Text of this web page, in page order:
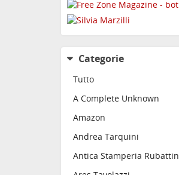
Categorie
Tutto
A Complete Unknown
Amazon
Andrea Tarquini
Antica Stamperia